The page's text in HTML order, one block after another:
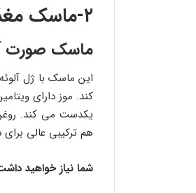
۲-ماسک مغذی صورت
ماسک صورت
این ماسک با ژل
یکدست می کند.
هم ترکیبی عالی
شما نیاز خواهید